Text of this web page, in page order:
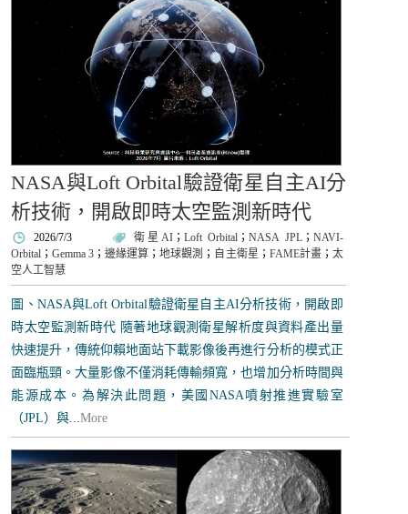
NASA與Loft Orbital驗證衛星自主AI分
析技術，開啟即時太空監測新時代
2026/7/3 衛星AI ；Loft Orbital ；NASA JPL； NAVI-
Orbital ；Gemma 3 ；邊緣運算 ；地球觀測 ； 自主衛星 ； FAME計畫； 太
空人工智慧
圖、NASA與Loft Orbital驗證衛星自主AI分析技術，開啟即
時太空監測新時代 隨著地球觀測衛星解析度與資料產出量
快速提升，傳統仰賴地面站下載影像後再進行分析的模式正
面臨瓶頸。大量影像不僅消耗傳輸頻寬，也增加分析時間與
能源成本。為解決此問題，美國NASA噴射推進實驗室
（JPL）與...More